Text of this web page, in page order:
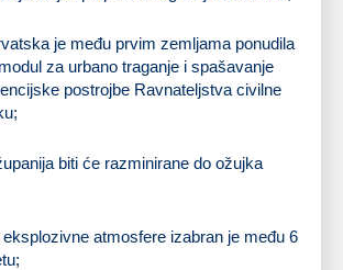
je među prvim zemljama ponudila
za urbano traganje i spašavanje
postrojbe Ravnateljstva civilne
biti će razminirane do ožujka
atmosfere izabran je među 6